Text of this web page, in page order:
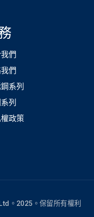
們
們
系列
列
政策
。2025。保留所有權利